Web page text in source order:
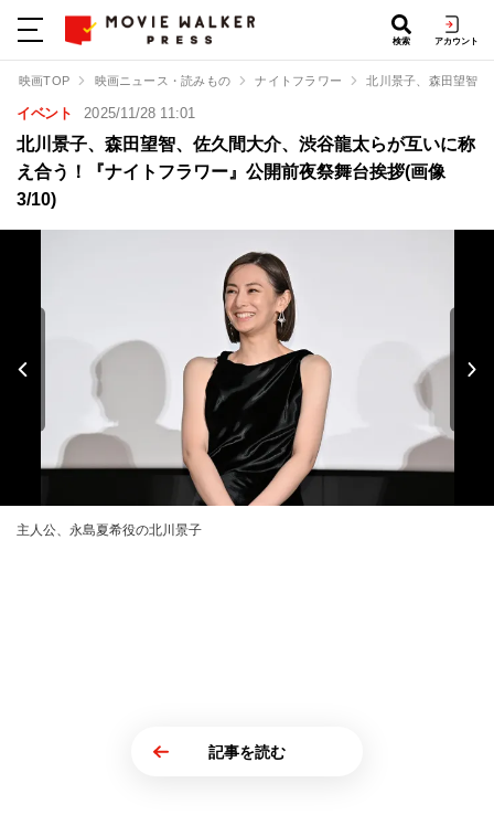
検索 アカウント
映画TOP 映画ニュース・読みもの ナイトフラワー 北川景子、森田望智
イベント 2025/11/28 11:01
北川景子、森田望智、佐久間大介、渋谷龍太らが互いに称
え合う！『ナイトフラワー』公開前夜祭舞台挨拶(画像
3/10)
主人公、永島夏希役の北川景⼦
記事を読む